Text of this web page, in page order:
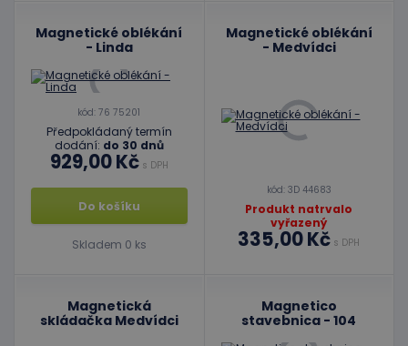
Magnetické oblékání
- Linda
kód: 76 75201
Předpokládaný termín
dodání: do 30 dnů
929,00 Kčs DPH
Do košíku
Skladem 0 ks
Magnetické oblékání
- Medvídci
kód: 3D 44683
Produkt natrvalo
vyřazený
335,00 Kč s DPH
Magnetická
skládačka Medvídci
Magnetico
stavebnica - 104